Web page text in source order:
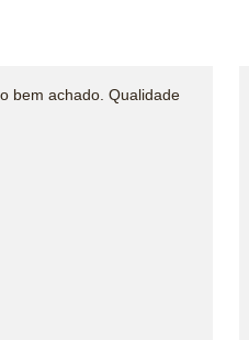
bem achado. Qualidade